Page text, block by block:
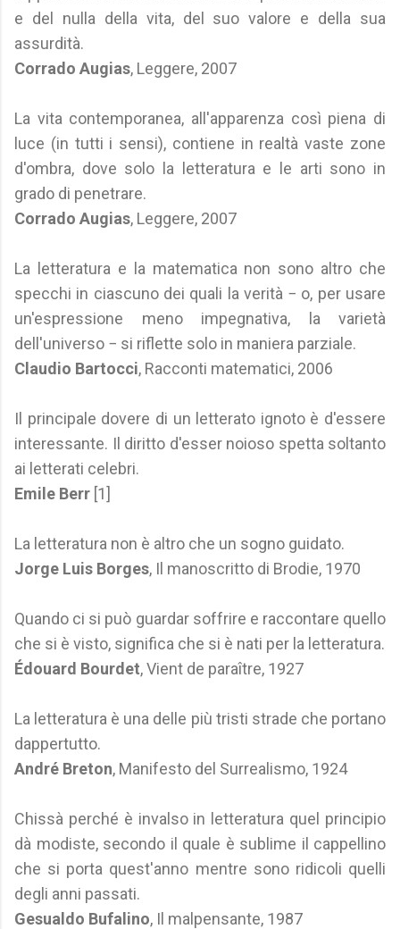
e del nulla della vita, del suo valore e della sua
assurdità.
Corrado Augias, Leggere, 2007
La vita contemporanea, all'apparenza così piena di
luce (in tutti i sensi), contiene in realtà vaste zone
d'ombra, dove solo la letteratura e le arti sono in
grado di penetrare.
Corrado Augias, Leggere, 2007
La letteratura e la matematica non sono altro che
specchi in ciascuno dei quali la verità − o, per usare
un'espressione meno impegnativa, la varietà
dell'universo − si riflette solo in maniera parziale.
Claudio Bartocci, Racconti matematici, 2006
Il principale dovere di un letterato ignoto è d'essere
interessante. Il diritto d'esser noioso spetta soltanto
ai letterati celebri.
Emile Berr [1]
La letteratura non è altro che un sogno guidato.
Jorge Luis Borges, Il manoscritto di Brodie, 1970
Quando ci si può guardar soffrire e raccontare quello
che si è visto, significa che si è nati per la letteratura.
Édouard Bourdet, Vient de paraître, 1927
La letteratura è una delle più tristi strade che portano
dappertutto.
André Breton, Manifesto del Surrealismo, 1924
Chissà perché è invalso in letteratura quel principio
dà modiste, secondo il quale è sublime il cappellino
che si porta quest'anno mentre sono ridicoli quelli
degli anni passati.
Gesualdo Bufalino, Il malpensante, 1987